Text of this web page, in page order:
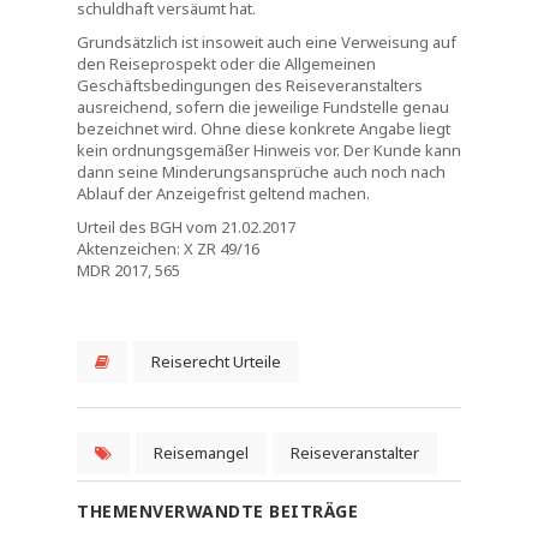
schuldhaft versäumt hat.
Grundsätzlich ist insoweit auch eine Verweisung auf
den Reiseprospekt oder die Allgemeinen
Geschäftsbedingungen des Reiseveranstalters
ausreichend, sofern die jeweilige Fundstelle genau
bezeichnet wird. Ohne diese konkrete Angabe liegt
kein ordnungsgemäßer Hinweis vor. Der Kunde kann
dann seine Minderungsansprüche auch noch nach
Ablauf der Anzeigefrist geltend machen.
Urteil des BGH vom 21.02.2017
Aktenzeichen: X ZR 49/16
MDR 2017, 565
Reiserecht Urteile
Reisemangel Reiseveranstalter
THEMENVERWANDTE BEITRÄGE